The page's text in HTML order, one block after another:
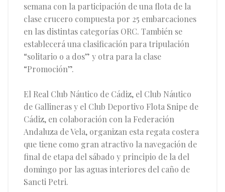
semana con la participación de una flota de la
clase crucero compuesta por 25 embarcaciones
en las distintas categorías ORC. También se
establecerá una clasificación para tripulación
“solitario o a dos” y otra para la clase
“Promoción”.
El Real Club Náutico de Cádiz, el Club Náutico
de Gallineras y el Club Deportivo Flota Snipe de
Cádiz, en colaboración con la Federación
Andaluza de Vela, organizan esta regata costera
que tiene como gran atractivo la navegación de
final de etapa del sábado y principio de la del
domingo por las aguas interiores del caño de
Sancti Petri.